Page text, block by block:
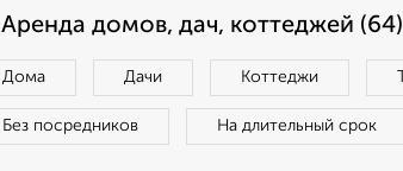
Аренда домов, дач, коттеджей (64)
Дома Дачи Коттеджи
Без посредников На длительный срок